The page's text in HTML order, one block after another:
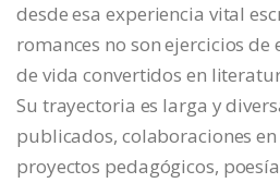
desde esa experiencia vital
romances no son ejercicios
de vida convertidos en
Su trayectoria es larga y
publicados, colaboraciones
proyectos pedagógicos,